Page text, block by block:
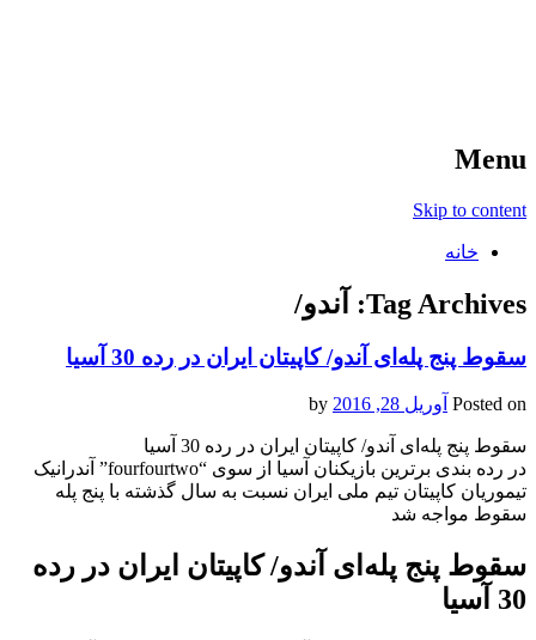
Menu
Skip to content
خانه
Tag Archives: آندو/
سقوط پنج پله‌ای آندو/ کاپیتان ایران در رده 30 آسیا
Posted on آوریل 28, 2016
سقوط پنج پله‌ای آندو/ کاپیتان ایران در رده 30 آسیا
در رده بندی برترین بازیکنان آسیا از سوی “fourfourtwo” آندرانیک
تیموریان کاپیتان تیم ملی ایران نسبت به سال گذشته با پنج پله
سقوط مواجه شد
سقوط پنج پله‌ای آندو/ کاپیتان ایران در رده
30 آسیا